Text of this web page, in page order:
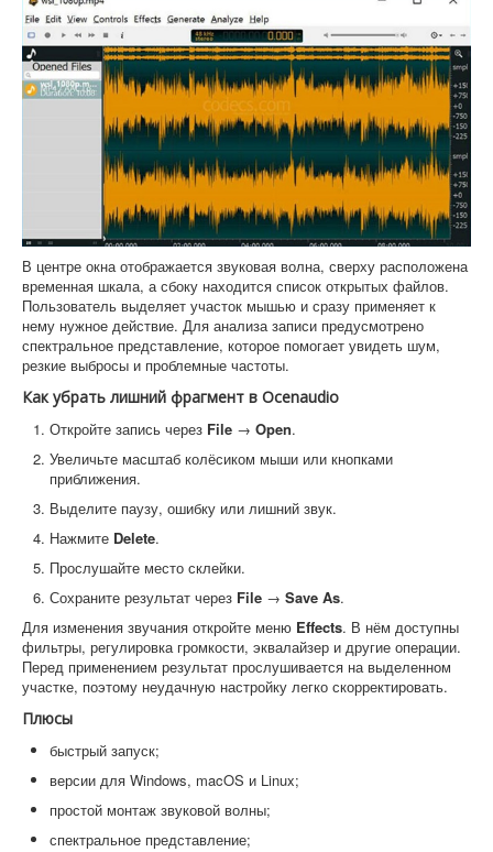
В центре окна отображается звуковая волна, сверху расположена
временная шкала, а сбоку находится список открытых файлов.
Пользователь выделяет участок мышью и сразу применяет к
нему нужное действие. Для анализа записи предусмотрено
спектральное представление, которое помогает увидеть шум,
резкие выбросы и проблемные частоты.
Как убрать лишний фрагмент в Ocenaudio
Откройте запись через File → Open.
Увеличьте масштаб колёсиком мыши или кнопками
приближения.
Выделите паузу, ошибку или лишний звук.
Нажмите Delete.
Прослушайте место склейки.
Сохраните результат через File → Save As.
Для изменения звучания откройте меню Effects. В нём доступны
фильтры, регулировка громкости, эквалайзер и другие операции.
Перед применением результат прослушивается на выделенном
участке, поэтому неудачную настройку легко скорректировать.
Плюсы
быстрый запуск;
версии для Windows, macOS и Linux;
простой монтаж звуковой волны;
спектральное представление;